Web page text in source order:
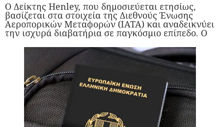
Ο Δείκτης Henley, που δημοσιεύεται ετησίως,
βασίζεται στα στοιχεία της Διεθνούς Ένωσης
Αεροπορικών Μεταφορών (IATA) και αναδεικνύει
την ισχυρά διαβατήρια σε παγκόσμιο επίπεδο. Ο